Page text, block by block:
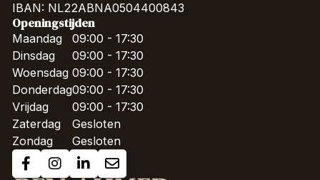
IBAN: NL22ABNA0504400843
Openingstijden
Maandag
Dinsdag
Woensdag
Donderdag
Vrijdag
Zaterdag
Zondag
09:00 - 17:30
09:00 - 17:30
09:00 - 17:30
09:00 - 17:30
09:00 - 17:30
Gesloten
Gesloten